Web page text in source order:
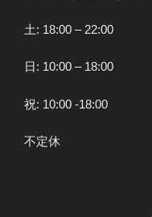
土: 18:00 – 22:00
日: 10:00 – 18:00
祝: 10:00 -18:00
不定休